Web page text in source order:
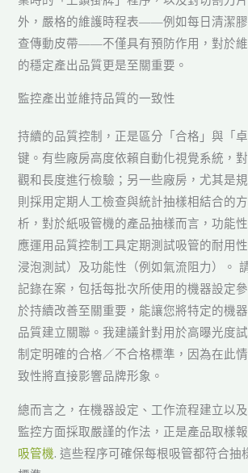
外，嚴格的維護時程表——例如每日清潔
查傳動皮帶——不僅具有預防作用，對於
的穩定產出品質更是至關重要。
監控產出並維持品質的一致性
持續的品質控制，正是區分「合格」與「
键。有些廠房高度依賴自動化視覺系統，
觀和長度進行檢驗；另一些廠房，尤其是
則採用定期人工檢查與統計抽樣相結合的
析，對於紙吸管機的產品抽樣而言，功能
應運用品質控制工具定期測試吸管的耐用
浸泡測試）及功能性（例如氣流阻力）。
記錄在案，包括每批次所使用的機器設定
於持續改善至關重要，能讓您將特定的機
品質建立關聯。我建議針對用於高曝光度
制定明確的合格／不合格標準，因為在此
致性將直接影響品牌形象。
總而言之，在機器設定、工作流程建立以
監控方面採取嚴謹的作法，正是產品取樣
吸管機. 這些程序可確保每根吸管都符合抽